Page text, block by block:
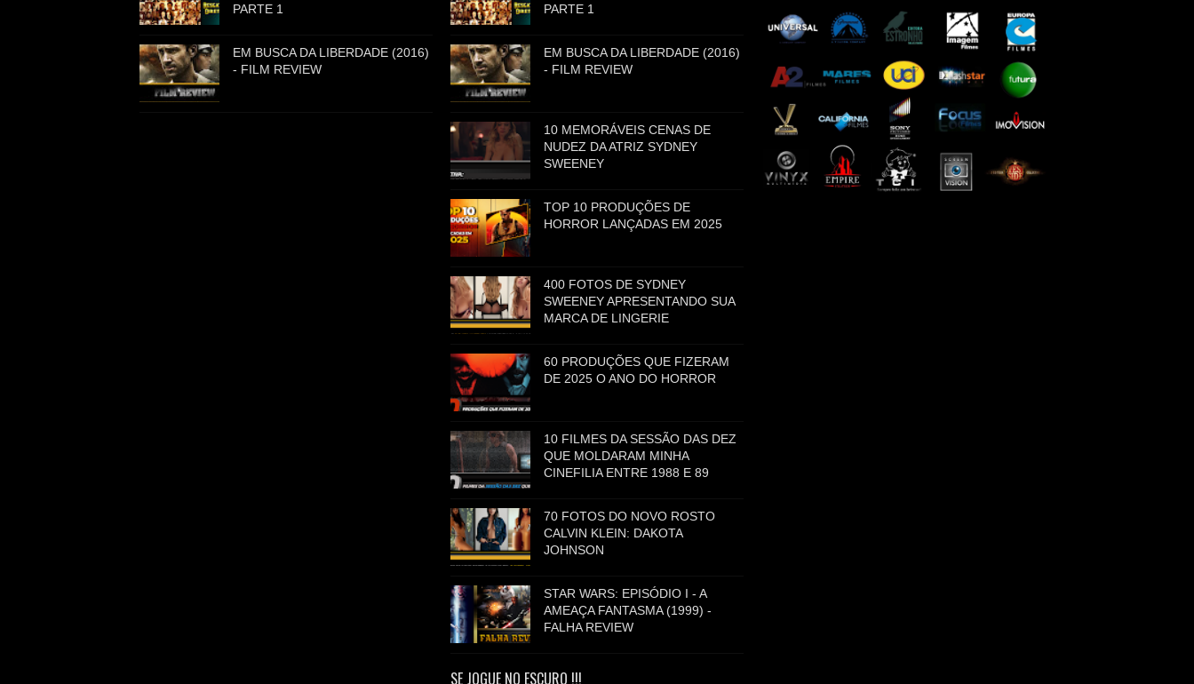
PARTE 1
EM BUSCA DA LIBERDADE (2016)
- FILM REVIEW
PARTE 1
EM BUSCA DA LIBERDADE (2016)
- FILM REVIEW
10 MEMORÁVEIS CENAS DE
NUDEZ DA ATRIZ SYDNEY
SWEENEY
TOP 10 PRODUÇÕES DE
HORROR LANÇADAS EM 2025
400 FOTOS DE SYDNEY
SWEENEY APRESENTANDO SUA
MARCA DE LINGERIE
60 PRODUÇÕES QUE FIZERAM
DE 2025 O ANO DO HORROR
10 FILMES DA SESSÃO DAS DEZ
QUE MOLDARAM MINHA
CINEFILIA ENTRE 1988 E 89
70 FOTOS DO NOVO ROSTO
CALVIN KLEIN: DAKOTA
JOHNSON
STAR WARS: EPISÓDIO I - A
AMEAÇA FANTASMA (1999) -
FALHA REVIEW
SE JOGUE NO ESCURO !!!